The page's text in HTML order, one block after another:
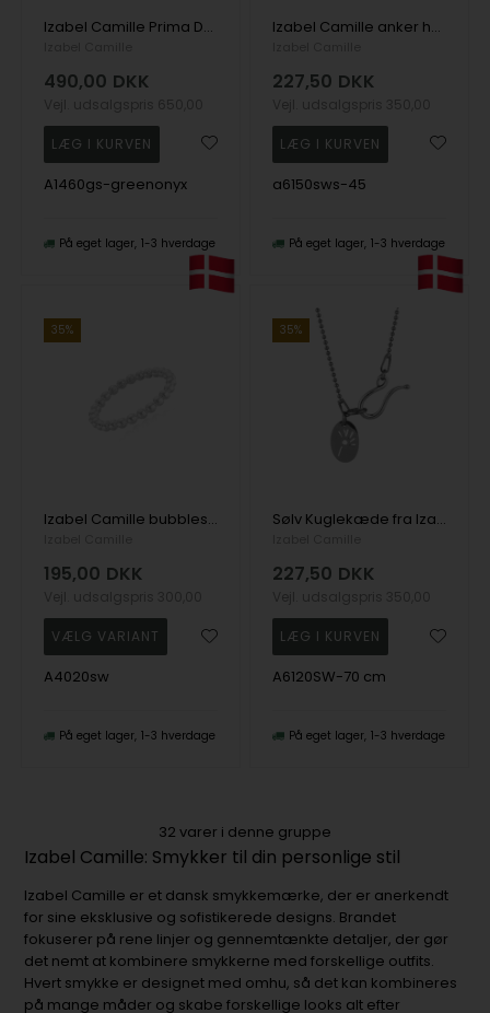
Izabel Camille Prima Donna forgyldt sølv Øreringe blank, model A1460gs-greenonyx
490,00 DKK
A1460gs-greenonyx
På eget lager 1-3 hverdage
Izabel Camille anker halskæde i blankt sølv, 45 cm
227,50 DKK
a6150sws-45
På eget lager 1-3 hverdage
35%
Izabel Camille bubbles mat hvidt sølv fingerring
195,00 DKK
A4020sw
På eget lager 1-3 hverdage
35%
Sølv Kuglekæde fra Izabel Camille, 70 cm
227,50 DKK
A6120SW-70 cm
På eget lager 1-3 hverdage
32 varer i denne gruppe
Izabel Camille: Smykker til din personlige stil
Izabel Camille er et dansk smykkemærke, der er anerkendt
for sine eksklusive og sofistikerede designs. Brandet
fokuserer på rene linjer og gennemtænkte detaljer, der gør
det nemt at kombinere smykkerne med forskellige outfits.
Hvert smykke er designet med omhu, så det kan kombineres
på mange måder og skabe forskellige looks alt efter